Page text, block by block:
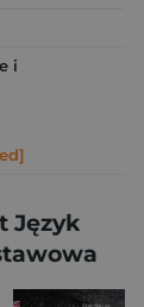
i
Język